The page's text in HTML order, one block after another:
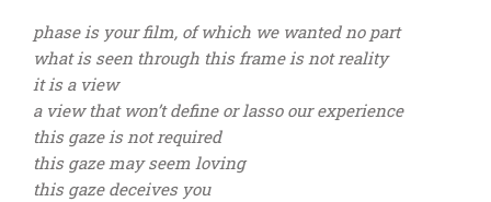
phase is your film, of which we wanted no part
what is seen through this frame is not reality
it is a view
a view that won’t define or lasso our experience
this gaze is not required
this gaze may seem loving
this gaze deceives you